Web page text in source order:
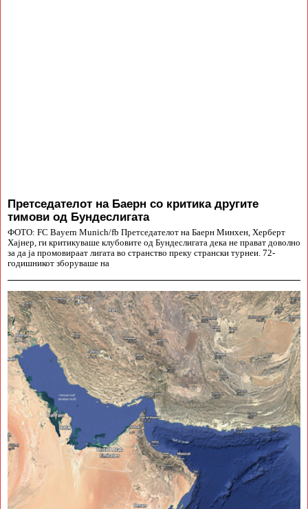
Претседателот на Баерн со критика другите
тимови од Бундеслигата
ФОТО: FC Bayern Munich/fb Претседателот на Баерн Минхен, Херберт
Хајнер, ги критикуваше клубовите од Бундеслигата дека не прават доволно
за да ја промовираат лигата во странство преку странски турнеи. 72-
годишникот зборуваше на